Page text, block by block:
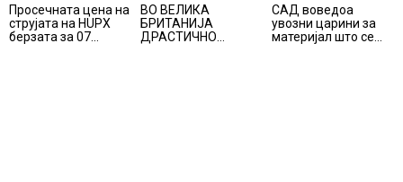
Просечната цена на
струјата на HUPX
берзата за 07
ВО ВЕЛИКА
БРИТАНИЈА
ДРАСТИЧНО
САД воведоа
увозни царини за
материјал што се